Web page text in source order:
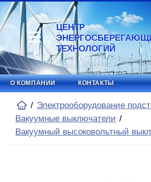
ЦЕНТР
ТЕХНОЛОГИЙ
О КОМПАНИИ КОНТАКТЫ
Электрооборудование
Вакуумные выключатели
Вакуумный высоковольтный